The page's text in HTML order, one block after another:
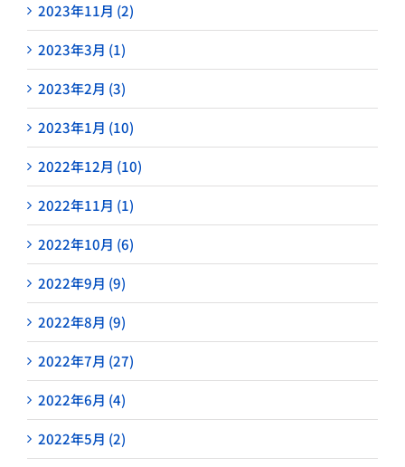
2023年11月 (2)
2023年3月 (1)
2023年2月 (3)
2023年1月 (10)
2022年12月 (10)
2022年11月 (1)
2022年10月 (6)
2022年9月 (9)
2022年8月 (9)
2022年7月 (27)
2022年6月 (4)
2022年5月 (2)